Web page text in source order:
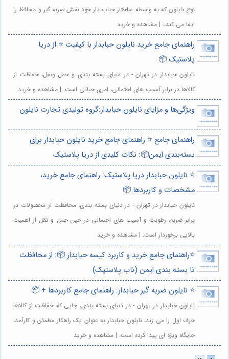
نوع نایلون که به واسطه ساختار حباب دار خود نقش ضربه گیر و محافظ را
ایفا می کند،. | مشاهده و خرید
راهنمای جامع خرید نایلون حبابدار با کیفیت ⭐️ از دریا
پلاستیک 📦
نایلون حبابدار در تهران - در دنیای بسته بندی و حمل ونقل، حفاظت از
کالاها در برابر آسیب های احتمالی، امری حیاتی است. | مشاهده و خرید
ویژگی‌ها و مزایای نایلون حبابدار:گروه تولیدی تجارت نایلون
راهنمای جامع ⭐️ راهنمای جامع خرید نایلون حبابدار برای
بسته‌بندی ایمن📦: نکات کلیدی از دریا پلاستیک
⭐️ نایلون حبابدار دریا پلاستیک: راهنمای جامع خرید،
مشخصات و کاربردها 📦
نایلون حبابدار در تهران - در دنیای بسته بندی، محافظت از محصولات در
برابر ضربه، رطوبت و آسیب های احتمالی در حین حمل و نقل از اهمیت
بالایی برخوردار است. | مشاهده و خرید
⭐️راهنمای جامع خرید و کاربرد کیسه حبابدار 📦: از محافظت
تا بسته بندی ایمن (ناب پلاستیک)
⭐️ نایلون ضربه گیر حبابدار: راهنمای جامع کاربردها + 📦
نایلون حبابدار در تهران - در دنیای بسته بندی، جایی که حفاظت از کالاها
حرف اول را می زند، نایلون حبابدار به عنوان یک راهکار مطمئن و کارآمد،
جایگاه ویژه ای پیدا کرده است. | مشاهده و خرید